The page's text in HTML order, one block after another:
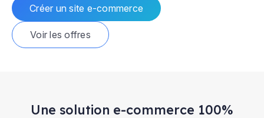
Créer un site e-commerce
Voir les offres
Une solution e-commerce 100%